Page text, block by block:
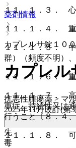
１１．１．３． 心
１１．１．４． 重
１１．１．５． 中
群）（頻度不明）
１１．１．６． 重
１１．１．７． 高
重症、持続性又は
行うこと〔８．４
１１．１．８． 可
薬剤情報
カプレルサ錠１０
カプレル
抗悪性腫瘍薬 > マ
2025年11月改訂(第
先
毒